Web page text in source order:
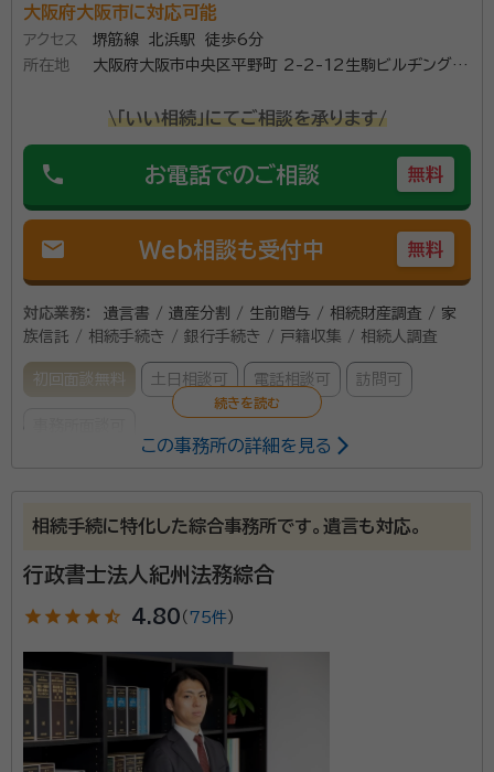
大阪府大阪市に対応可能
アクセス
堺筋線 北浜駅 徒歩6分
所在地
大阪府大阪市中央区平野町 2-2-12生駒ビルヂング 3
\「いい相続」にてご相談を承ります/
phone お電話でのご相談 無料
mail Web相談も受付中 無料
対応業務：
遺言書 / 遺産分割 / 生前贈与 / 相続財産調査 / 家
族信託 / 相続手続き / 銀行手続き / 戸籍収集 / 相続人調査
初回面談無料 土日相談可 電話相談可 訪問可
大平 将之（おおひら まさゆき） 行政書士
当事務所は、『八紘一宇』を基本理念に掲げており、そこ
に込められた想いは「天下が一つの家のような、温かな
るすべての人々が、ひとつの家族として、そこに集う家
のような場所でありたい」という「想い」を重ね、日々業
務に邁進しております。 当事務所は、日本古来からの伝
統や文化を大切にし、先祖を敬い祭祀財産を含む相続
資格等： 行政書士
大阪行政書士会（会員番号第008920号）
この事務所の詳細を見る
相続手続に特化した綜合事務所です。遺言も対応。
行政書士法人紀州法務綜合
star star star star star_half 4.80 （ 75件）